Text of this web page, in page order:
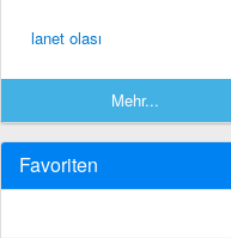
lanet olası
Mehr...
Favoriten